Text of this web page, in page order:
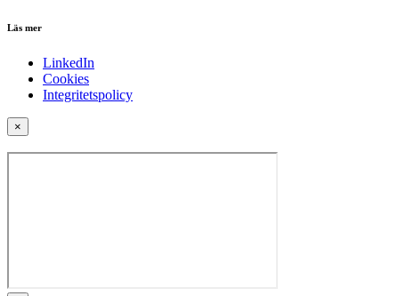
Läs mer
LinkedIn
Cookies
Integritetspolicy
×